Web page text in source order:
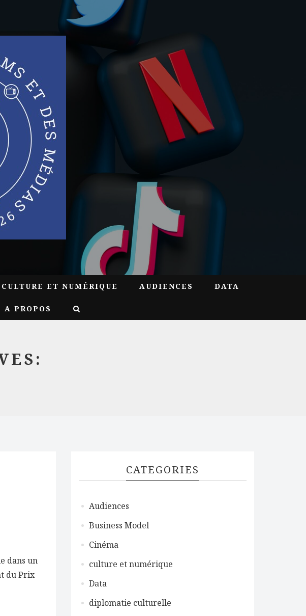
CULTURE ET NUMÉRIQUE AUDIENCES DATA
A PROPOS
dans un
du Prix
CATEGORIES
Audiences
Business Model
Cinéma
culture et numérique
Data
diplomatie culturelle